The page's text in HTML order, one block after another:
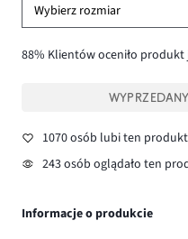
Wybierz rozmiar
88% Klientów oceniło
WYPRZEDANY
1070 osób lubi ten produkt
243 osób oglądało ten
Informacje o produkcie